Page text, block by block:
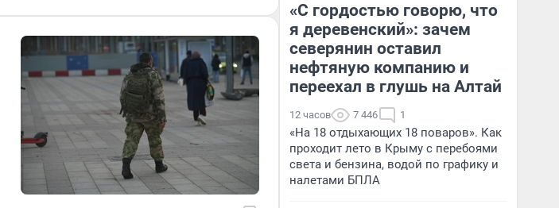
«С гордостью говорю, что
я деревенский»: зачем
северянин оставил
нефтяную компанию и
переехал в глушь на Алтай
12 часов 7 446 1
«На 18 отдыхающих 18 поваров». Как
проходит лето в Крыму с перебоями
света и бензина, водой по графику и
налетами БПЛА